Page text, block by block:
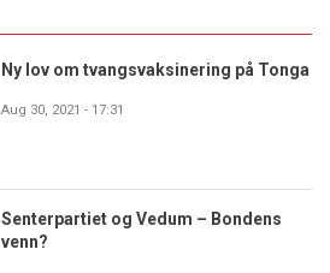
Ny lov om tvangsvaksinering på Tonga
Aug 30, 2021 - 17:31
Senterpartiet og Vedum – Bondens
venn?